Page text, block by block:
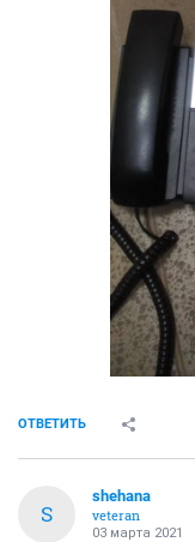
ОТВЕТИТЬ
S
shehana
veteran
03 марта 2021